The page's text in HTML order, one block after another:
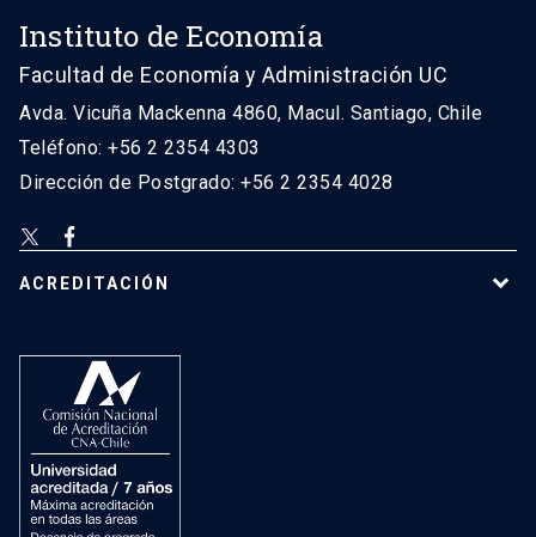
Instituto de Economía
Facultad de Economía y Administración UC
Avda. Vicuña Mackenna 4860, Macul. Santiago, Chile
Teléfono: +56 2 2354 4303
Dirección de Postgrado: +56 2 2354 4028
ACREDITACIÓN